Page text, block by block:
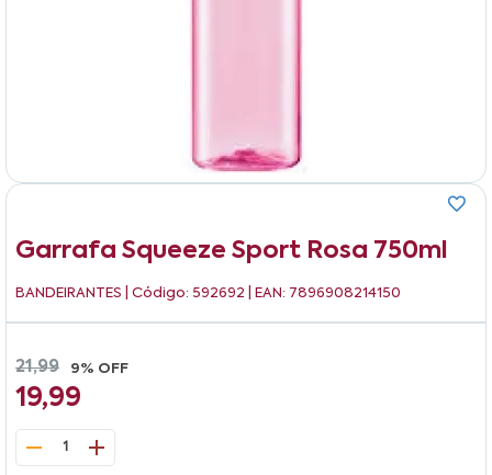
Garrafa Squeeze Sport Rosa 750ml
BANDEIRANTES | Código: 592692 | EAN: 7896908214150
21,99 9% OFF
19,99
1